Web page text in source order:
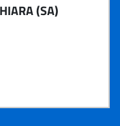
(SA)